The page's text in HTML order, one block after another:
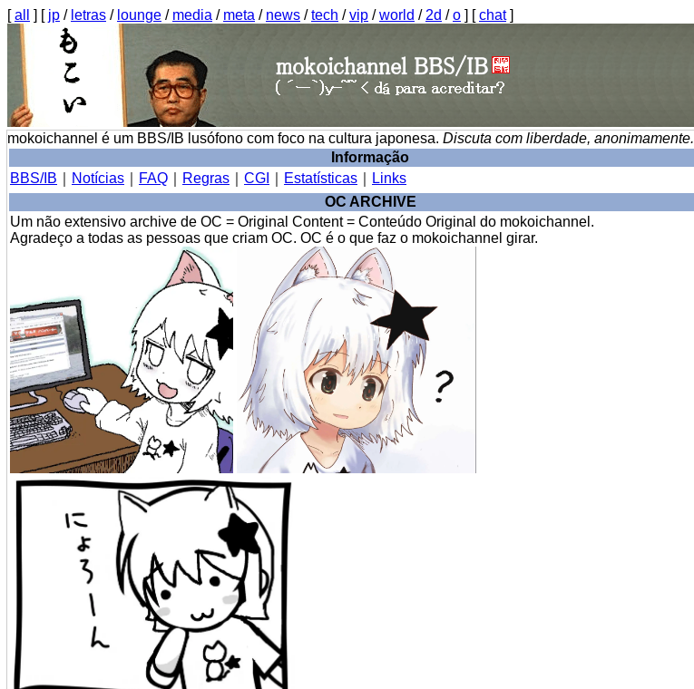
[all ] [ jp / letras / lounge / media / meta / news /tech /vip /world / 2d /o ] [chat]
mokoichannel é um BBS/IB lusófono com foco na cultura japonesa. Discuta com liberdade, anonimamente.
Informação
BBS/IB
Notícias FAQ Regras CGI Estatísticas
Links
OC ARCHIVE
Um não extensivo archive de OC = Original Content = Conteúdo Original do mokoichannel.
Agradeço a todas as pessoas que criam OC. OC é o que faz o mokoichannel girar.